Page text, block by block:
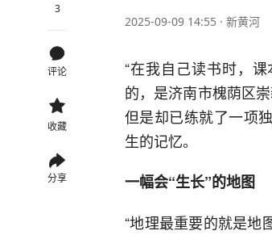
3
评论
收藏
分享
2025-09-09 14:55 · 新黄河
“在我自己读书时，
的，是济南市槐荫区
但是却已练就了一项
生的记忆。
一幅会“生长”的地图
“地理最重要的就是地